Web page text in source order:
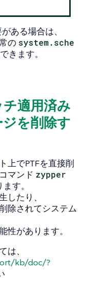
ある場合は、
の system.sche
きます。
適用済み
を削除す
上でPTFを直接削
マンド zypper
す。
したり、
除されてシステム
性があります。
は、
kb/doc/?